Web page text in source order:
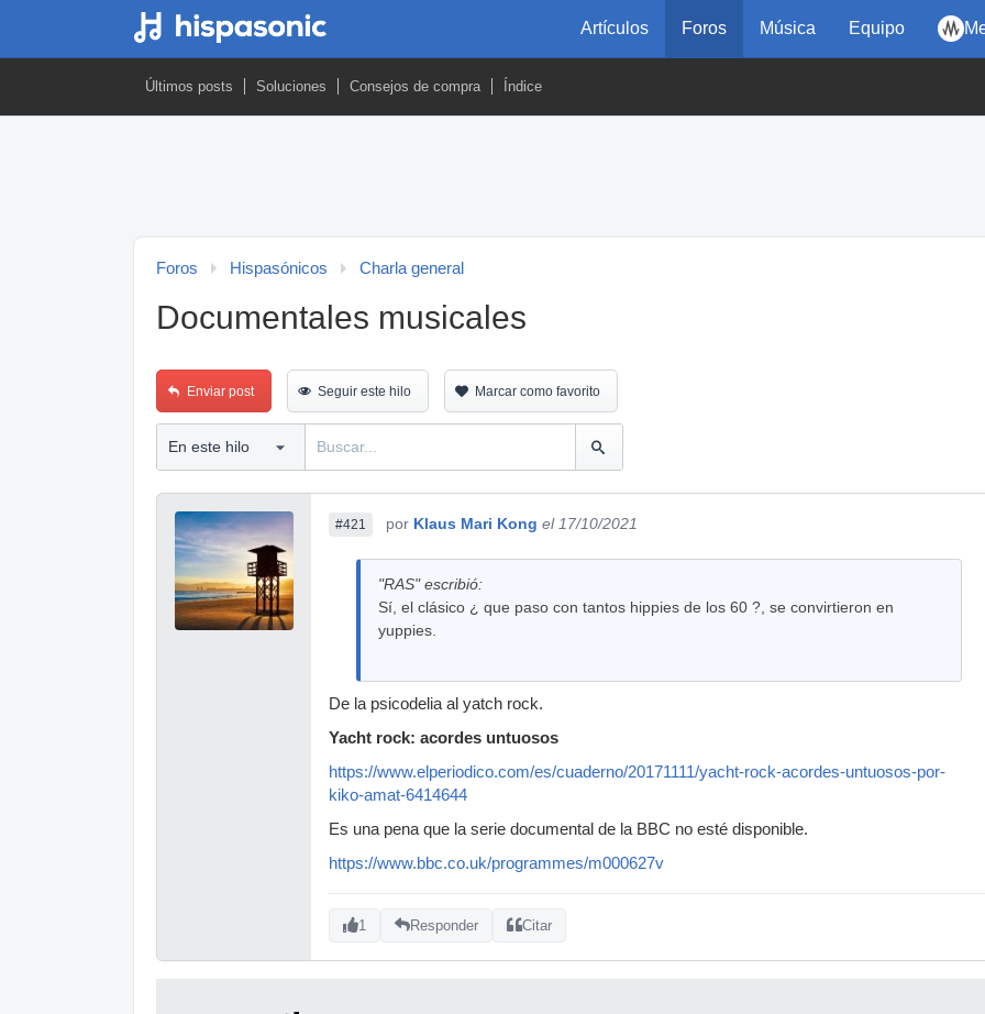
Artículos Foros Música Equipo
Últimos posts Soluciones Consejos de compra Índice
Foros Hispasónicos Charla general
Documentales musicales
Enviar post Seguir este hilo Marcar como favorito
#421 por Klaus Mari Kong el 17/10/2021
"RAS" escribió:
Sí, el clásico ¿ que paso con tantos hippies de los 60 ?, se convirtieron en
yuppies.
De la psicodelia al yatch rock.
Yacht rock: acordes untuosos
https://www.elperiodico.com/es/cuaderno/20171111/yacht-rock-acordes-untuosos-por-
kiko-amat-6414644
Es una pena que la serie documental de la BBC no esté disponible.
https://www.bbc.co.uk/programmes/m000627v
1 Responder Citar